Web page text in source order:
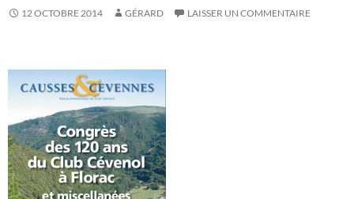
12 OCTOBRE 2014 GÉRARD LAISSER UN COMMENTAIRE